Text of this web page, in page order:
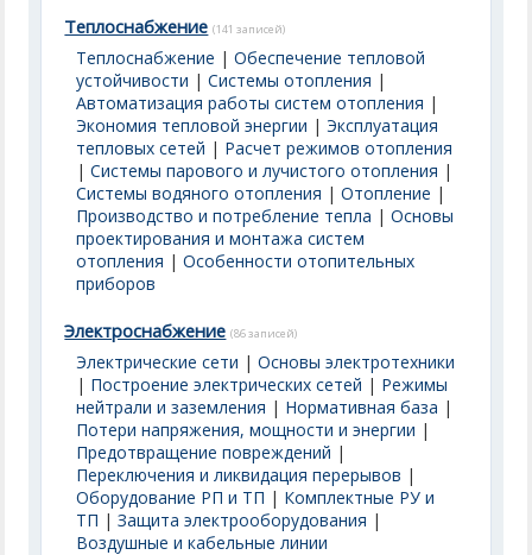
Теплоснабжение (141 записей)
Теплоснабжение |Обеспечение тепловой
устойчивости |Системы отопления |
Автоматизация работы систем отопления |
Экономия тепловой энергии |Эксплуатация
тепловых сетей | Расчет режимов отопления
|Системы парового и лучистого отопления |
Системы водяного отопления |Отопление |
Производство и потребление тепла |Основы
проектирования и монтажа систем
отопления |Особенности отопительных
приборов
Электроснабжение (86 записей)
Электрические сети |Основы электротехники
| Построение электрических сетей | Режимы
нейтрали и заземления | Нормативная база |
Потери напряжения, мощности и энергии |
Предотвращение повреждений |
Переключения и ликвидация перерывов |
Оборудование РП и ТП | Комплектные РУ и
ТП |Защита электрооборудования |
Воздушные и кабельные линии